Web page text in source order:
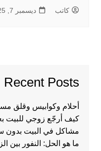
كاتب ديسمبر 7, 2025
Recent Posts
أحلام وكوابيس وقلق
كيف أرجّع زوجي للبيت
مشاكل في البيت بدون سبب
ما هو الحل: النفور بين